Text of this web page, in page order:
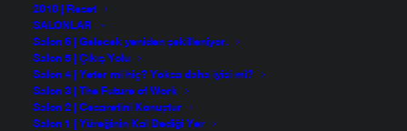
2010 | Reset
SALONLAR
Salon 6 | Gelecek yeniden şekilleniyor.
Salon 5 | Çıkış Yolu
Salon 4 | Yeter mi hiç? Yoksa daha iyisi mi?
Salon 3 | The Future of Work
Salon 2 | Cesaretini Konuştur
Salon 1 | Yüreğinin Kal Dediği Yer